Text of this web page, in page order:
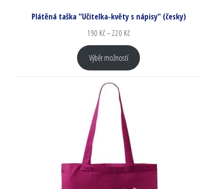
Plátěná taška "Učitelka-květy s nápisy" (česky)
190 Kč–220 Kč
Výběr možností